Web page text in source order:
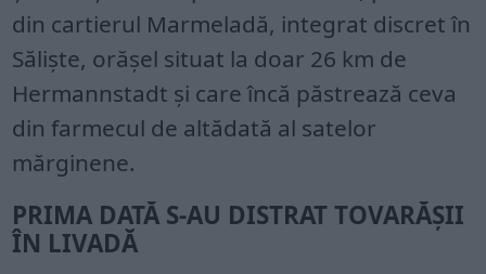
din cartierul Marmeladă, integrat discret în
Sălişte, orăşel situat la doar 26 km de
Hermannstadt şi care încă păstrează ceva
din farmecul de altădată al satelor
mărginene.
PRIMA DATĂ S-AU DISTRAT TOVARĂŞII
ÎN LIVADĂ